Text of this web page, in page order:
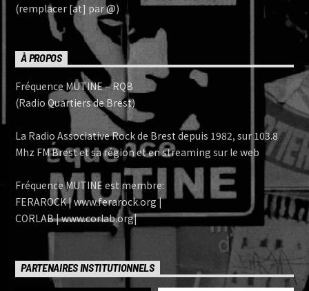
(remplacer [at] par @)
À PROPOS
Fréquence MUTINE – RQB
(Radio Quartiers de Brest)
La Radio Associative Rock de Brest depuis 1982, sur 103.8
Mhz FM Brest et sa région et en streaming sur le web
Fréquence MUTINE est membre:
FERAROCK | www.ferarock.org |
CORLAB | www.corlab.org|
PARTENAIRES INSTITUTIONNELS